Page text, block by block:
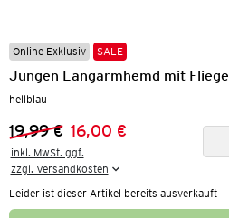
Online Exklusiv SALE
Jungen Langarmhemd mit Fliege
hellblau
Vorheriger Preis:
19,99 €
Neuer Preis:
16,00 €
inkl. MwSt. ggf.
zzgl. Versandkosten
Leider ist dieser Artikel bereits ausverkauft